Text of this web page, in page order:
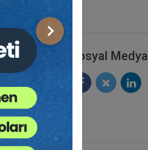
Sonraki
Sosyal Medya